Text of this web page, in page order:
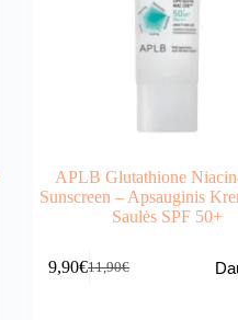
APLB Glutathione
Sunscreen – Apsauginis
Saulės SPF 50+
11,90€
Original
9,90€Current